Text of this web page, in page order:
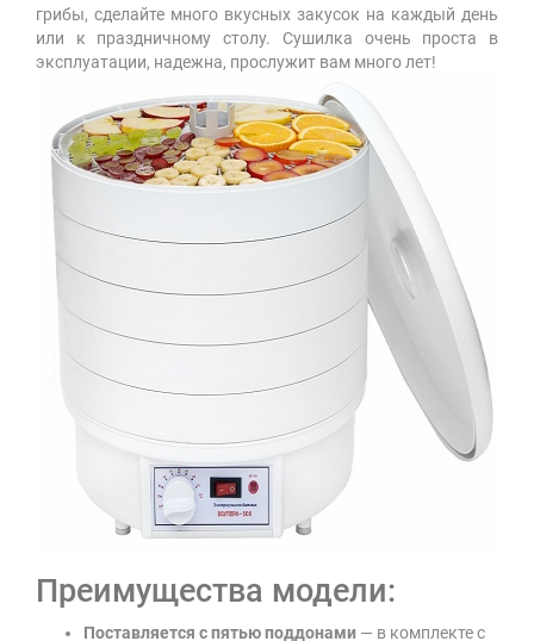
грибы, сделайте много вкусных закусок на каждый день
или к праздничному столу. Сушилка очень проста в
эксплуатации, надежна, прослужит вам много лет!
Преимущества модели:
Поставляется с пятью поддонами — в комплекте с